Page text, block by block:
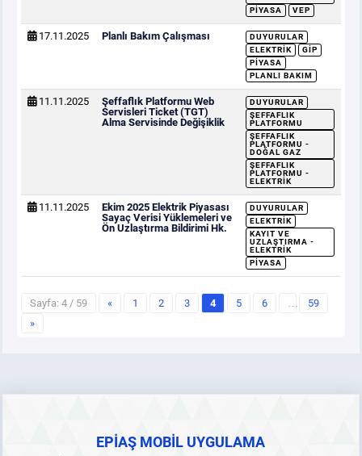
PIYASA
VEP
17.11.2025 Planlı Bakım Çalışması
DUYURULAR
ELEKTRIK
GİP
PIYASA
PLANLI BAKIM
11.11.2025
Şeffaflık Platformu Web
Servisleri Ticket (TGT)
Alma Servisinde Değişiklik
DUYURULAR
ŞEFFAFLIK
PLATFORMU
ŞEFFAFLIK
PLATFORMU -
DOĞAL GAZ
ŞEFFAFLIK
PLATFORMU -
ELEKTRIK
11.11.2025
Ekim 2025 Elektrik Piyasası
Sayaç Verisi Yüklemeleri ve
Ön Uzlaştırma Bildirimi Hk.
DUYURULAR
ELEKTRIK
KAYIT VE
UZLAŞTIRMA -
ELEKTRIK
PIYASA
Sayfa: 4 / 59 « 1 2 3 4 5 6 …
59
»
EPİAŞ MOBİL UYGULAMA